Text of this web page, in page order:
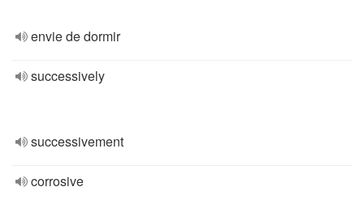
envie de dormir
successively
successivement
corrosive